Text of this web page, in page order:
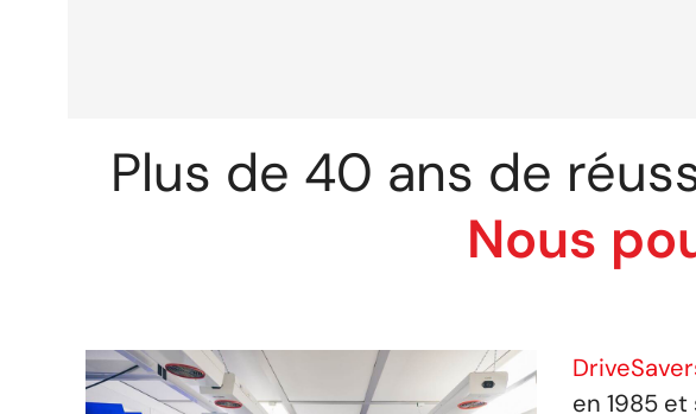
Plus de 40 ans de
Nous
en 1985